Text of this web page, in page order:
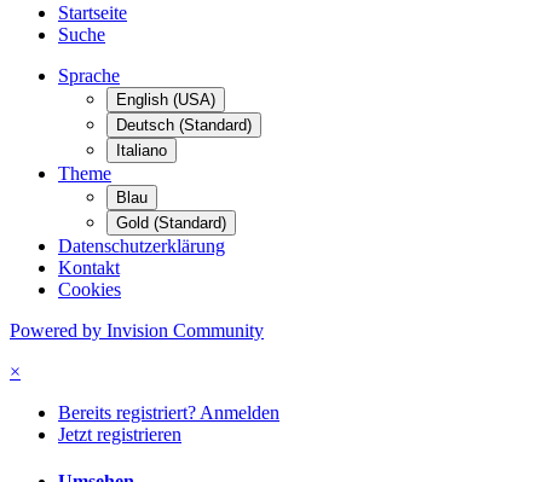
Startseite
Suche
Sprache
English (USA)
Deutsch (Standard)
Italiano
Theme
Blau
Gold (Standard)
Datenschutzerklärung
Kontakt
Cookies
Powered by Invision Community
×
Bereits registriert? Anmelden
Jetzt registrieren